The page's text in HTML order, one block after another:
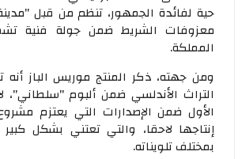
حية لفائدة الجمهور، تنظم من قبل
معزوفات الشريط ضمن جولة فنية
المملكة.
ومن جهته، ذكر المنتج موريس الباز أنه
التراث الأندلسي ضمن ألبوم "سلطاني"،
الأول ضمن الإصدارات التي يعتزم
إنتاجها لاحقا، والتي تعتني بشكل كبير
بمختلف تلويناته.